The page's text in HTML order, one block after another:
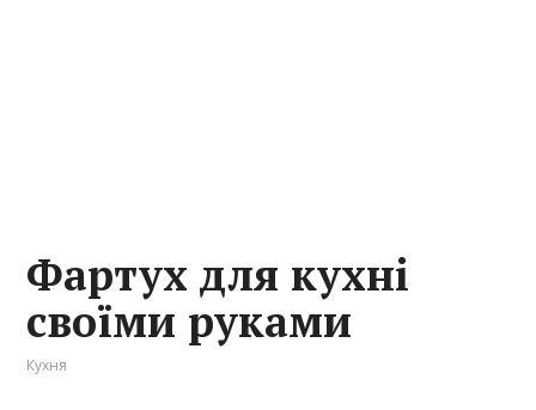
Фартух для кухні
своїми руками
Кухня